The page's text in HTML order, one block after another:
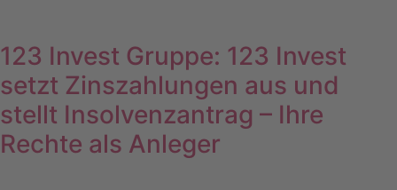
123 Invest Gruppe: 123 Invest
setzt Zinszahlungen aus und
stellt Insolvenzantrag – Ihre
Rechte als Anleger